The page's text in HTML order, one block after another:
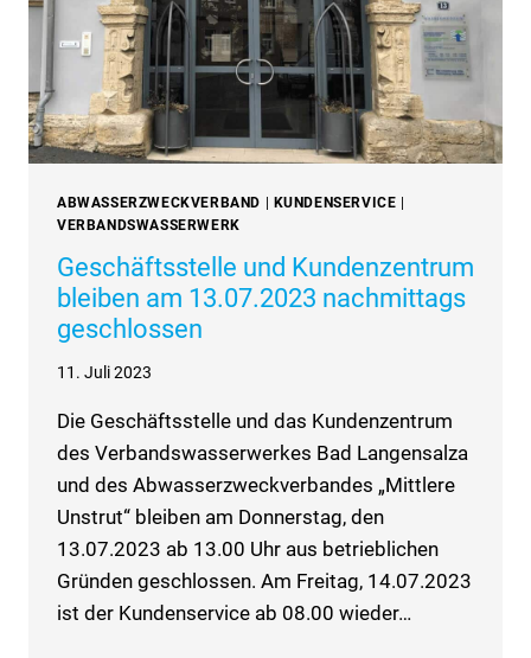
ABWASSERZWECKVERBAND KUNDENSERVICE
VERBANDSWASSERWERK
Geschäftsstelle und Kundenzentrum
bleiben am 13.07.2023 nachmittags
geschlossen
11. Juli 2023
Die Geschäftsstelle und das Kundenzentrum
des Verbandswasserwerkes Bad Langensalza
und des Abwasserzweckverbandes „Mittlere
Unstrut“ bleiben am Donnerstag, den
13.07.2023 ab 13.00 Uhr aus betrieblichen
Gründen geschlossen. Am Freitag, 14.07.2023
ist der Kundenservice ab 08.00 wieder…